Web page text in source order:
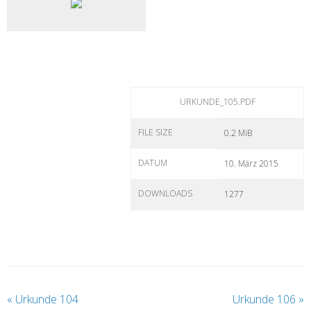
URKUNDE_105.PDF
FILE SIZE 0.2 MiB
DATUM 10. März 2015
DOWNLOADS 1277
« Urkunde 104 Urkunde 106 »